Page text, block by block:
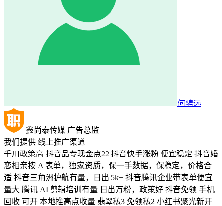
何骋远
鑫尚泰传媒 广告总监
我们提供 线上推广渠道
千川政策高 抖音品专现金点22 抖音快手涨粉 便宜稳定 抖音婚
恋相亲按 A 表单，独家资质，保一手数据，保稳定，价格合
适 抖音三角洲护航有量，日出 5k+ 抖音腾讯企业带表单便宜
量大 腾讯 AI 剪辑培训有量 日出万粉，政策好 抖音免领 手机
回收 可开 本地推高点收量 翡翠私3 免领私2 小红书聚光新开